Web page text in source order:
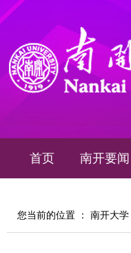
首页 南开要闻
您当前的位置 ： 南开大学